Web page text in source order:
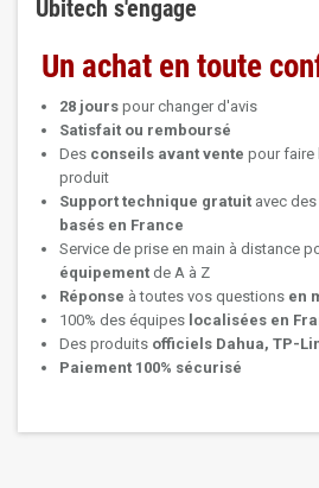
Ubitech s'engage
Un achat en toute
28 jours pour changer d'avis
Satisfait ou remboursé
Des conseils avant vente pour faire
produit
Support technique gratuit avec
basés en France
Service de prise en main à distance
équipement de A à Z
Réponse à toutes vos questions en
100% des équipes localisées en
Des produits officiels Dahua, TP-
Paiement 100% sécurisé